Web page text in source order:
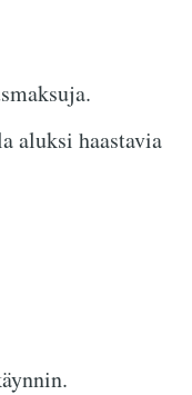
aluksi haastavia